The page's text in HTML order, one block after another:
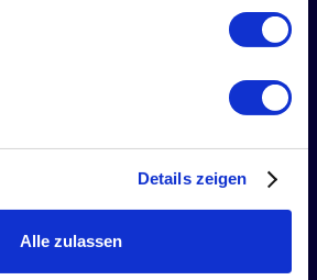
Details zeigen
Alle zulassen